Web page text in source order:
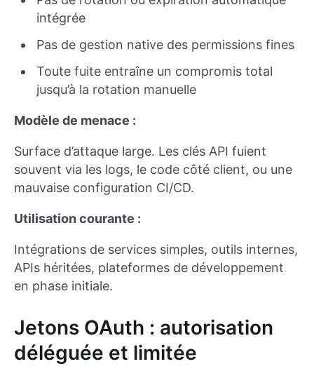
intégrée
Pas de gestion native des permissions fines
Toute fuite entraîne un compromis total
jusqu’à la rotation manuelle
Modèle de menace :
Surface d’attaque large. Les clés API fuient
souvent via les logs, le code côté client, ou une
mauvaise configuration CI/CD.
Utilisation courante :
Intégrations de services simples, outils internes,
APIs héritées, plateformes de développement
en phase initiale.
Jetons OAuth : autorisation
déléguée et limitée